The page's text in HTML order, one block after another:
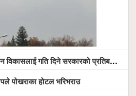
दिने सरकारको प्रतिबद्धता, स्थानीय सरोकारवालासँग व्यापक छलफल
पोखराका होटल भरिभराउ